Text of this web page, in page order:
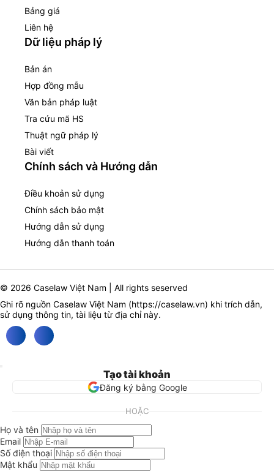
Bảng giá
Liên hệ
Dữ liệu pháp lý
Bản án
Hợp đồng mẫu
Văn bản pháp luật
Tra cứu mã HS
Thuật ngữ pháp lý
Bài viết
Chính sách và Hướng dẫn
Điều khoản sử dụng
Chính sách bảo mật
Hướng dẫn sử dụng
Hướng dẫn thanh toán
© 2026 Caselaw Việt Nam | All rights seserved
Ghi rõ nguồn Caselaw Việt Nam (https://caselaw.vn) khi trích dẫn,
sử dụng thông tin, tài liệu từ địa chỉ này.
Tạo tài khoản
Đăng ký bằng Google
HOẶC
Họ và tên
Email
Số điện thoại
Mật khẩu